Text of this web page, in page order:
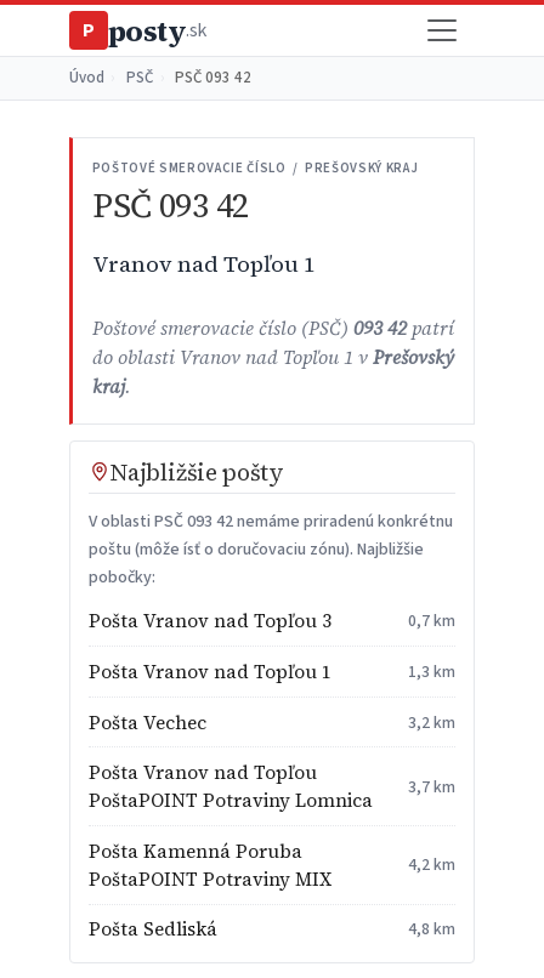
P posty.sk
Úvod PSČ PSČ 093 42
POŠTOVÉ SMEROVACIE ČÍSLO / PREŠOVSKÝ KRAJ
PSČ 093 42
Vranov nad Topľou 1
Poštové smerovacie číslo (PSČ) 093 42patrí
do oblasti Vranov nad Topľou 1 vPrešovský
kraj.
Najbližšie pošty
V oblasti PSČ 093 42 nemáme priradenú konkrétnu
poštu (môže ísť o doručovaciu zónu). Najbližšie
pobočky:
Pošta Vranov nad Topľou 3 0,7 km
Pošta Vranov nad Topľou 1 1,3 km
Pošta Vechec 3,2 km
Pošta Vranov nad Topľou
PoštaPOINT Potraviny Lomnica
3,7 km
Pošta Kamenná Poruba
PoštaPOINT Potraviny MIX
4,2 km
Pošta Sedliská 4,8 km